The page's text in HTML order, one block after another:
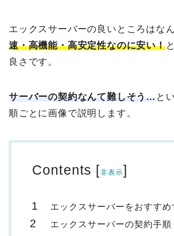
エックスサーバーの良いところはな
速・高機能・高安定性なのに安い！
良さです。
サーバーの契約なんて難しそう… と
順ごとに画像で説明します。
Contents [非表示]
エックスサーバーをおすすめ
エックスサーバーの契約手順